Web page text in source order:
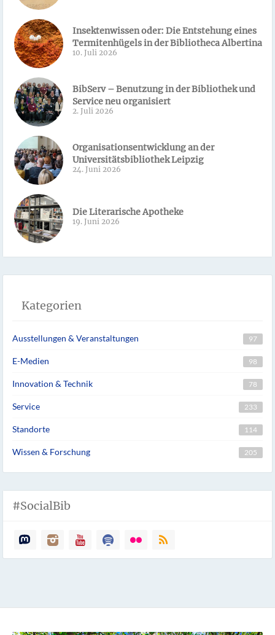
Insektenwissen oder: Die Entstehung eines
Termitenhügels in der Bibliotheca Albertina
10. Juli 2026
BibServ – Benutzung in der Bibliothek und
Service neu organisiert
2. Juli 2026
Organisationsentwicklung an der
Universitätsbibliothek Leipzig
24. Juni 2026
Die Literarische Apotheke
19. Juni 2026
Kategorien
Ausstellungen & Veranstaltungen 97
E-Medien 98
Innovation & Technik 78
Service 233
Standorte 114
Wissen & Forschung 205
#SocialBib